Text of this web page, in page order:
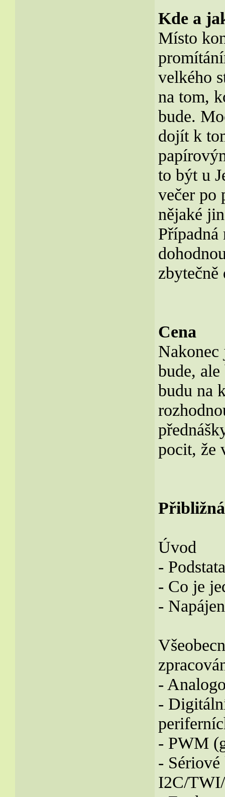
Kde a
Místo
velkého
na tom,
bude.
dojít k
to být u
večer po
nějaké
zbytečně
Cena
Nakonec
bude,
budu na
pocit, že
Úvod
-
- Co je
-
-
-
- PWM
-
I2C/